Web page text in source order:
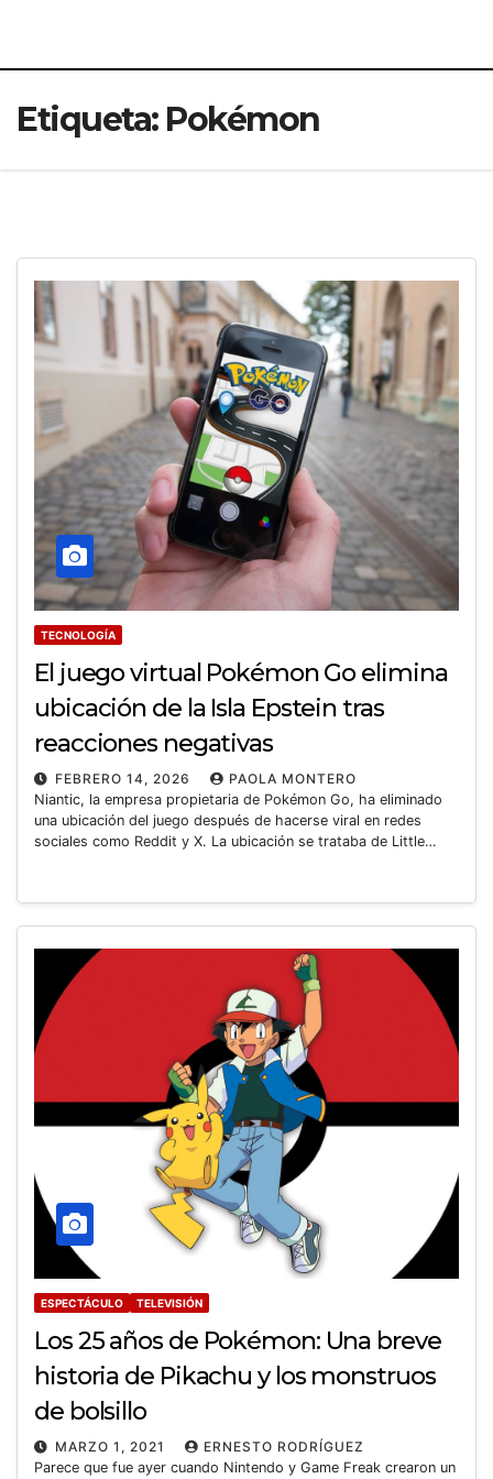
Etiqueta: Pokémon
TECNOLOGÍA
El juego virtual Pokémon Go elimina
ubicación de la Isla Epstein tras
reacciones negativas
FEBRERO 14, 2026
PAOLA MONTERO
Niantic, la empresa propietaria de Pokémon Go, ha eliminado
una ubicación del juego después de hacerse viral en redes
sociales como Reddit y X. La ubicación se trataba de Little…
ESPECTÁCULO TELEVISIÓN
Los 25 años de Pokémon: Una breve
historia de Pikachu y los monstruos
de bolsillo
MARZO 1, 2021
ERNESTO RODRÍGUEZ
Parece que fue ayer cuando Nintendo y Game Freak crearon un